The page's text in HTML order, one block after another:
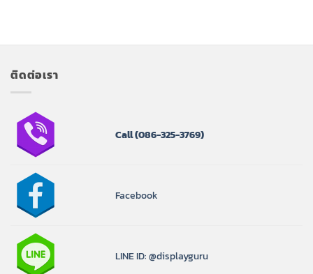
ติดต่อเรา
Call(086-325-3769)
Facebook
LINE ID: @displayguru